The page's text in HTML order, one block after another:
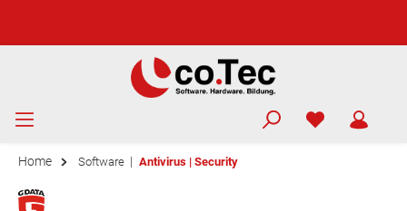
Home Software | Antivirus | Security